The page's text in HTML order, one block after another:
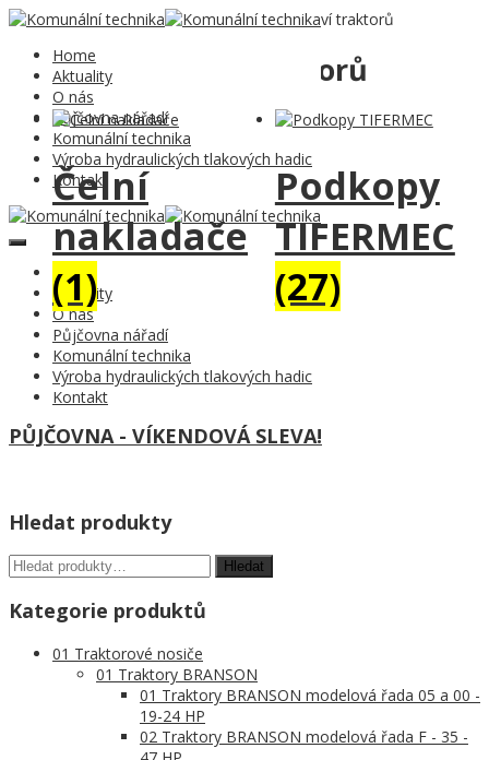
Home
Aktuality
O nás
Půjčovna nářadí
Komunální technika
Výroba hydraulických tlakových hadic
Kontakt
Home
Aktuality
O nás
Půjčovna nářadí
Komunální technika
Výroba hydraulických tlakových hadic
Kontakt
Domů/Komunální technika/ 07 Příslušenství traktorů
07 Příslušenství traktorů
Čelní
nakladače
(1)
Podkopy
TIFERMEC
(27)
PŮJČOVNA - VÍKENDOVÁ SLEVA!
Hledat produkty
Kategorie produktů
01 Traktorové nosiče
01 Traktory BRANSON
01 Traktory BRANSON modelová řada 05 a 00 -
19-24 HP
02 Traktory BRANSON modelová řada F - 35 -